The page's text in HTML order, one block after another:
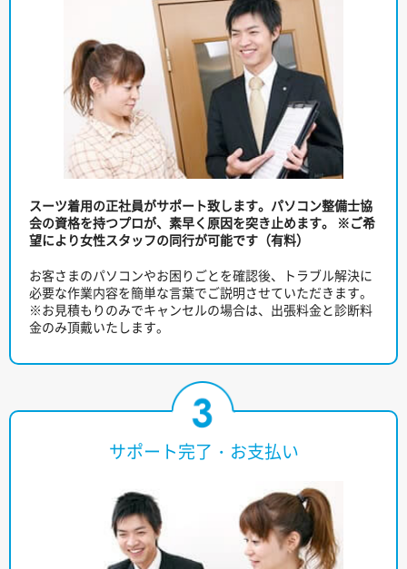
スーツ着用の正社員がサポート致します。パソコン整備士協
会の資格を持つプロが、素早く原因を突き止めます。 ※ご希
望により女性スタッフの同行が可能です（有料）
お客さまのパソコンやお困りごとを確認後、トラブル解決に
必要な作業内容を簡単な言葉でご説明させていただきます。
※お見積もりのみでキャンセルの場合は、出張料金と診断料
金のみ頂戴いたします。
サポート完了・お支払い